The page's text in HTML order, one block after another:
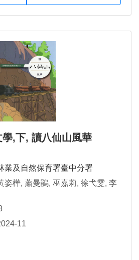
,下, 讀八仙山風華
業及自然保育署臺中分署
姿樺, 蕭曼鵑, 巫嘉莉, 徐弋雯, 李
11